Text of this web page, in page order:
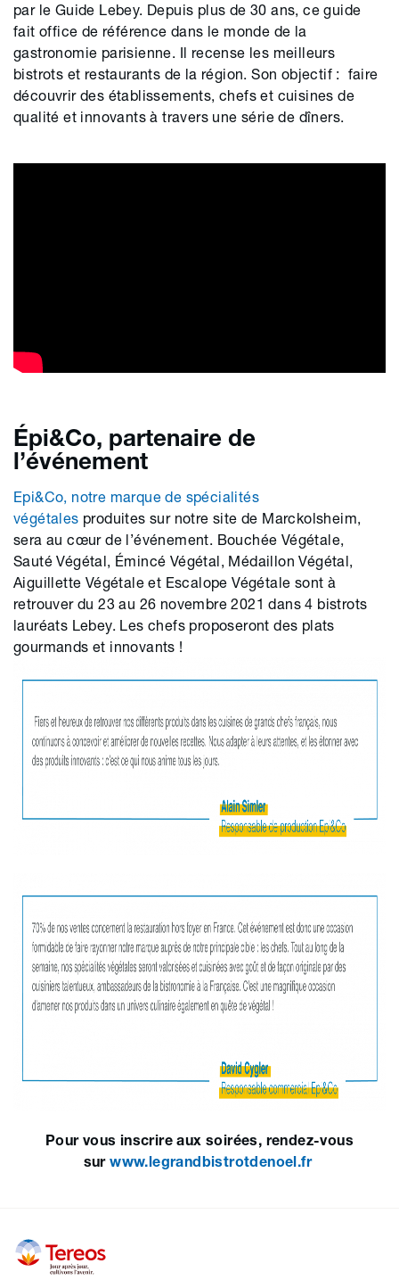
par le Guide Lebey. Depuis plus de 30 ans, ce guide
fait office de référence dans le monde de la
gastronomie parisienne. Il recense les meilleurs
bistrots et restaurants de la région. Son objectif : faire
découvrir des établissements, chefs et cuisines de
qualité et innovants à travers une série de dîners.
Épi&Co, partenaire de
l’événement
Epi&Co, notre marque de spécialités
végétales produites sur notre site de Marckolsheim,
sera au cœur de l’événement. Bouchée Végétale,
Sauté Végétal, Émincé Végétal, Médaillon Végétal,
Aiguillette Végétale et Escalope Végétale sont à
retrouver du 23 au 26 novembre 2021 dans 4 bistrots
lauréats Lebey. Les chefs proposeront des plats
gourmands et innovants !
Pour vous inscrire aux soirées, rendez-vous
surwww.legrandbistrotdenoel.fr